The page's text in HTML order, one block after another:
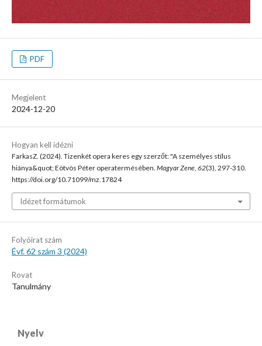
PDF
Megjelent
2024-12-20
Hogyan kell idézni
FarkasZ. (2024). Tizenkét opera keres egy szerzőt: "A személyes stílus
hiánya&quot; Eötvös Péter operatermésében. Magyar Zene 62(3), 297-310.
https://doi.org/10.71099/mz.17824
Idézet formátumok
Folyóirat szám
Évf. 62 szám 3 (2024)
Rovat
Tanulmány
Nyelv